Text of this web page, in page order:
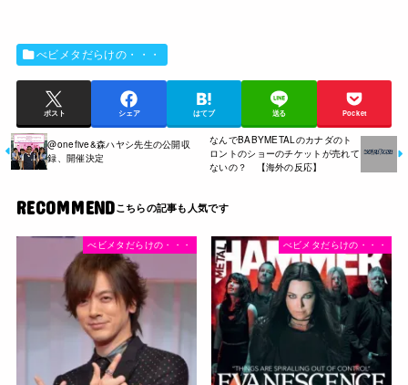
べビメタだらけの・・・
ポスト シェア はてブ 送る Pocket
@​onefive&森ハヤシ先生の公開収
録、開催決定
なんでBABYMETALのカナダのト
ロントのショーのチケットが売れて
ないの？ 【海外の反応】
RECOMMEND
べビメタだらけの・・・ べビメタだらけの・・・